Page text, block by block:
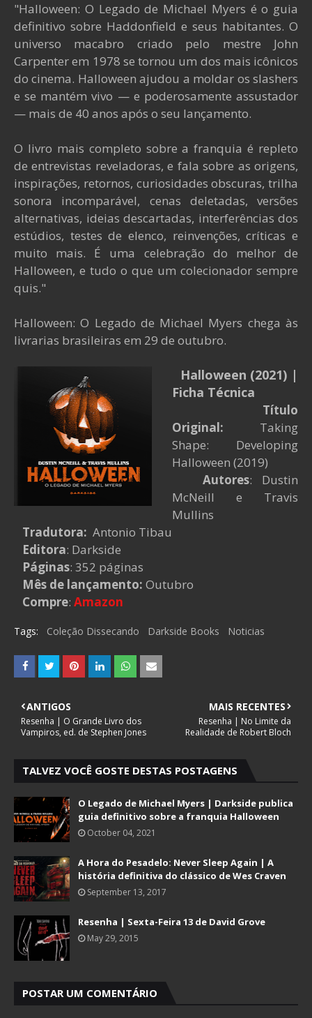
"Halloween: O Legado de Michael Myers é o guia
definitivo sobre Haddonfield e seus habitantes. O
universo macabro criado pelo mestre John
Carpenter em 1978 se tornou um dos mais icônicos
do cinema. Halloween ajudou a moldar os slashers
e se mantém vivo — e poderosamente assustador
— mais de 40 anos após o seu lançamento.
O livro mais completo sobre a franquia é repleto
de entrevistas reveladoras, e fala sobre as origens,
inspirações, retornos, curiosidades obscuras, trilha
sonora incomparável, cenas deletadas, versões
alternativas, ideias descartadas, interferências dos
estúdios, testes de elenco, reinvenções, críticas e
muito mais. É uma celebração do melhor de
Halloween, e tudo o que um colecionador sempre
quis."
Halloween: O Legado de Michael Myers chega às
livrarias brasileiras em 29 de outubro.
Halloween (2021) |
Ficha Técnica
Título
Original: Taking
Shape: Developing
Halloween (2019)
Autores: Dustin
McNeill e Travis
Mullins
Tradutora: Antonio Tibau
Editora: Darkside
Páginas: 352 páginas
Mês de lançamento: Outubro
Compre: Amazon
Tags: Coleção Dissecando Darkside Books Noticias
MAIS RECENTES
Resenha | No Limite da
Realidade de Robert Bloch
ANTIGOS
Resenha | O Grande Livro dos
Vampiros, ed. de Stephen Jones
TALVEZ VOCÊ GOSTE DESTAS POSTAGENS
O Legado de Michael Myers | Darkside publica
guia definitivo sobre a franquia Halloween
October 04, 2021
A Hora do Pesadelo: Never Sleep Again | A
história definitiva do clássico de Wes Craven
September 13, 2017
Resenha | Sexta-Feira 13 de David Grove
May 29, 2015
POSTAR UM COMENTÁRIO